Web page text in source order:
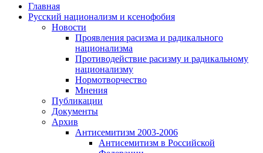
Главная
Русский национализм и ксенофобия
Новости
Проявления расизма и радикального
национализма
Противодействие расизму и радикальному
национализму
Нормотворчество
Мнения
Публикации
Документы
Архив
Антисемитизм 2003-2006
Антисемитизм в Российской